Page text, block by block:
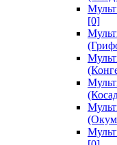
[0]